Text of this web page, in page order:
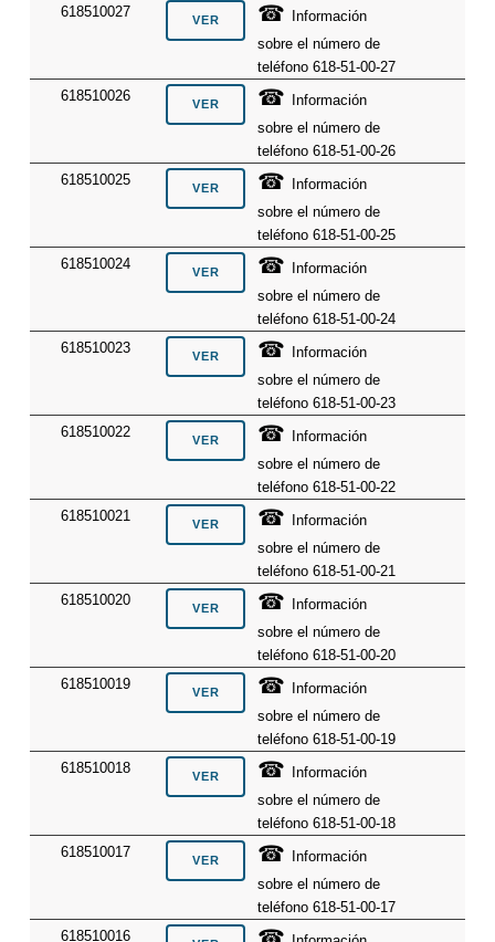
618510027
☎
Información
sobre el número de
teléfono 618-51-00-27
618510026
☎
Información
sobre el número de
teléfono 618-51-00-26
618510025
☎
Información
sobre el número de
teléfono 618-51-00-25
618510024
☎
Información
sobre el número de
teléfono 618-51-00-24
618510023
☎
Información
sobre el número de
teléfono 618-51-00-23
618510022
☎
Información
sobre el número de
teléfono 618-51-00-22
618510021
☎
Información
sobre el número de
teléfono 618-51-00-21
618510020
☎
Información
sobre el número de
teléfono 618-51-00-20
618510019
☎
Información
sobre el número de
teléfono 618-51-00-19
618510018
☎
Información
sobre el número de
teléfono 618-51-00-18
618510017
☎
Información
sobre el número de
teléfono 618-51-00-17
618510016